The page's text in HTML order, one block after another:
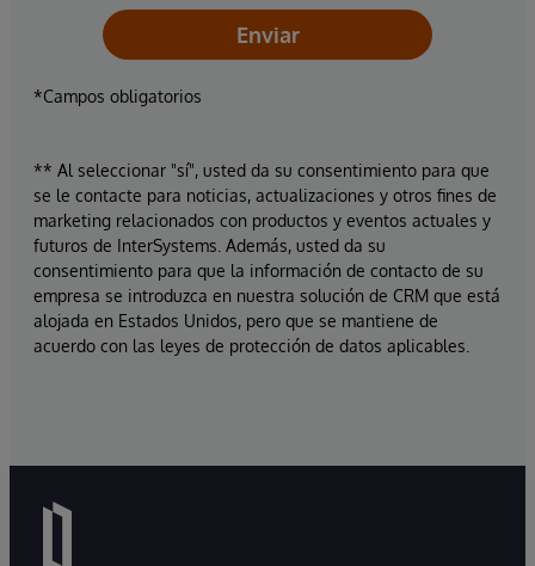
Enviar
*Campos obligatorios
** Al seleccionar "sí", usted da su consentimiento para que
se le contacte para noticias, actualizaciones y otros fines de
marketing relacionados con productos y eventos actuales y
futuros de InterSystems. Además, usted da su
consentimiento para que la información de contacto de su
empresa se introduzca en nuestra solución de CRM que está
alojada en Estados Unidos, pero que se mantiene de
acuerdo con las leyes de protección de datos aplicables.